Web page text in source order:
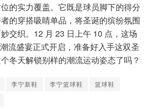
的实力覆盖。它既是球员脚下的得分
的穿搭吸睛单品，将圣诞的缤纷氛围
交织。12 月 23 日上午 10 点，这场
流盛宴正式开启，准备好入手这双圣
冬天解锁别样的潮流运动姿态了吗？
李宁新鞋 李宁篮球鞋
篮球鞋